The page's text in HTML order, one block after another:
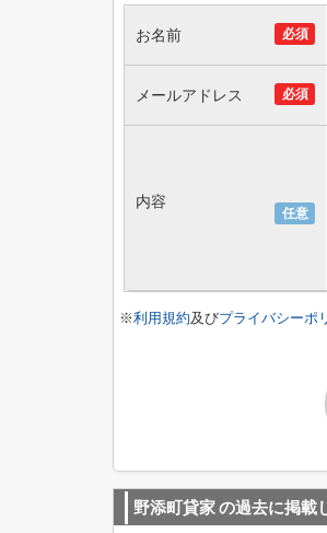
必須
お名前
必須
メールアドレス
任意
内容
※利用規約及びプライバシーポ
野添町貸家の過去に掲載